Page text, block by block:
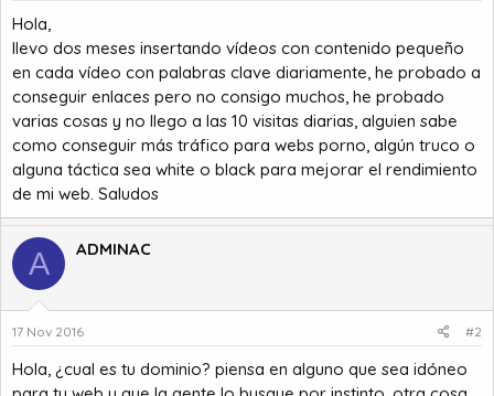
m
a
c
i
o
Hola,
llevo dos meses insertando vídeos con contenido pequeño
en cada vídeo con palabras clave diariamente, he probado a
conseguir enlaces pero no consigo muchos, he probado
varias cosas y no llego a las 10 visitas diarias, alguien sabe
como conseguir más tráfico para webs porno, algún truco o
alguna táctica sea white o black para mejorar el rendimiento
de mi web. Saludos
A ADMINAC
17 Nov 2016 #2
Hola, ¿cual es tu dominio? piensa en alguno que sea idóneo